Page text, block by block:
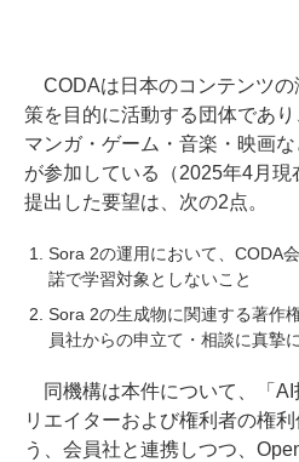
CODAは日本のコンテンツの
策を目的に活動する団体であ
マンガ・ゲーム・音楽・映画
が参加している（2025年4月
提出した要望は、次の2点。
Sora 2の運用において、CODA
諾で学習対象としないこと
Sora 2の生成物に関連する著作
員社からの申立て・相談に真摯
同機構は本件について、「AI
リエイターおよび権利者の権
う、会員社と連携しつつ、